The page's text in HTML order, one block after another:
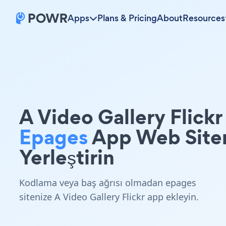
Apps Plans & PricingAboutResources
A Video Gallery Flickr
EpagesApp Web
Yerleştirin
Kodlama veya baş ağrısı olmadan epages
sitenize A Video Gallery Flickr app ekleyin.